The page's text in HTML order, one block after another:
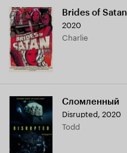
Brides of Satan
2020
Charlie
Сломленный
Disrupted 2020
Todd